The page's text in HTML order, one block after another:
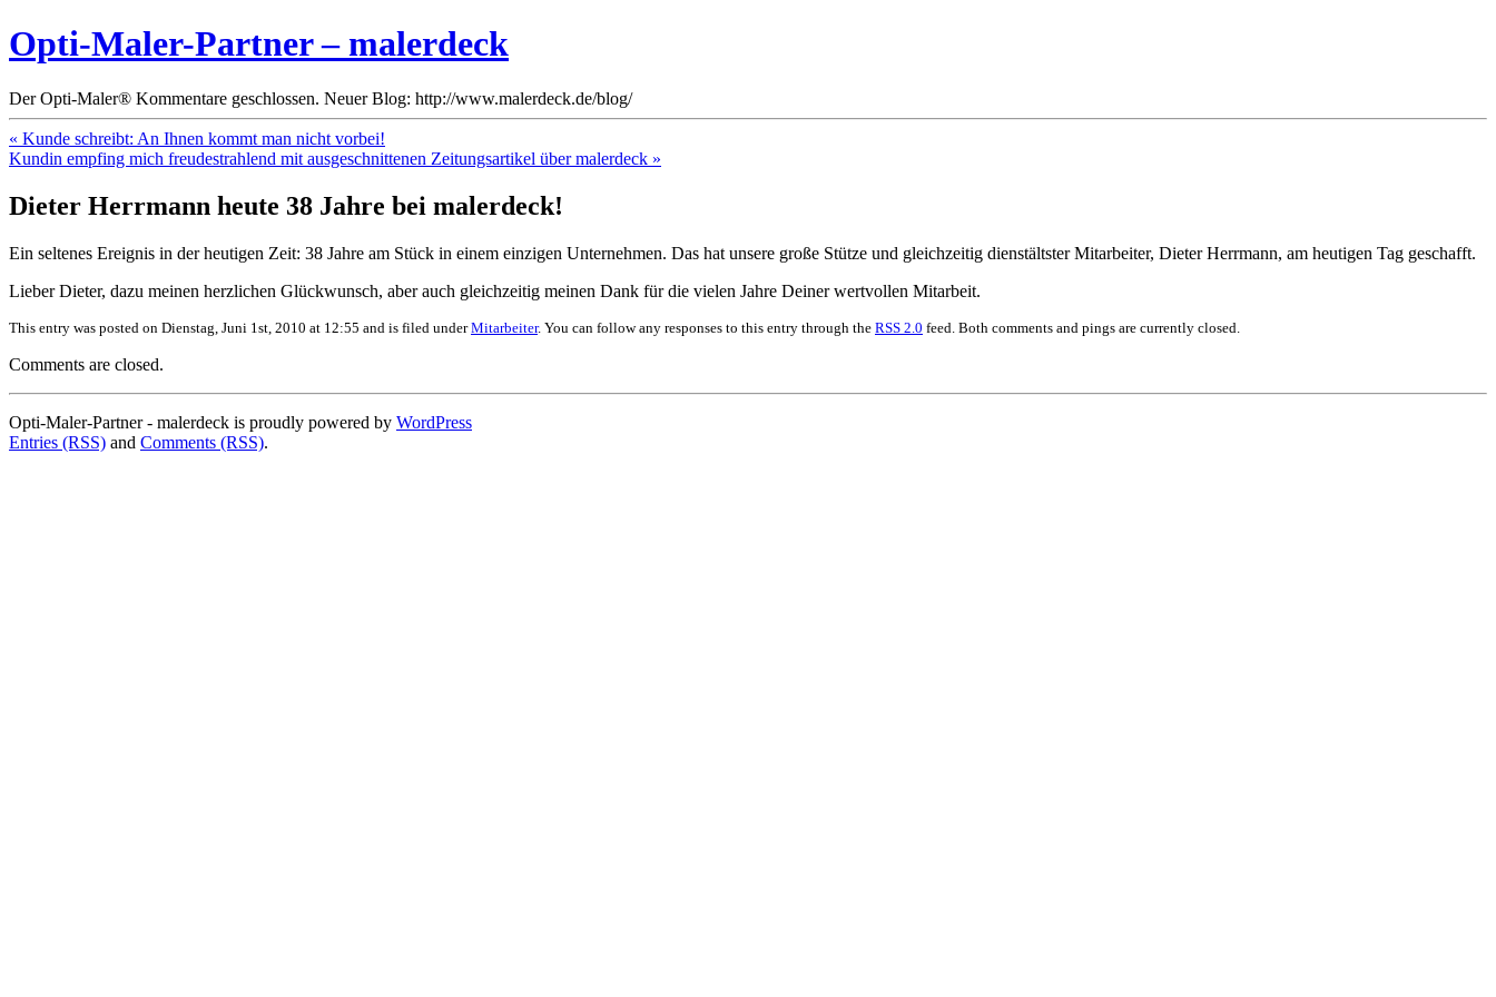
Opti-Maler-Partner – malerdeck
Der Opti-Maler® Kommentare geschlossen. Neuer Blog: http://www.malerdeck.de/blog/
« Kunde schreibt: An Ihnen kommt man nicht vorbei!
Kundin empfing mich freudestrahlend mit ausgeschnittenen Zeitungsartikel über malerdeck »
Dieter Herrmann heute 38 Jahre bei malerdeck!
Ein seltenes Ereignis in der heutigen Zeit: 38 Jahre am Stück in einem einzigen Unternehmen. Das hat unsere große Stütze und gleichzeitig dienstältster Mitarbeiter, Dieter Herrmann, am heutigen Tag geschafft.
Lieber Dieter, dazu meinen herzlichen Glückwunsch, aber auch gleichzeitig meinen Dank für die vielen Jahre Deiner wertvollen Mitarbeit.
This entry was posted on Dienstag, Juni 1st, 2010 at 12:55 and is filed underMitarbeiter. You can follow any responses to this entry through the RSS 2.0 feed. Both comments and pings are currently closed.
Comments are closed.
Opti-Maler-Partner - malerdeck is proudly powered by WordPress
Entries (RSS) and Comments (RSS).